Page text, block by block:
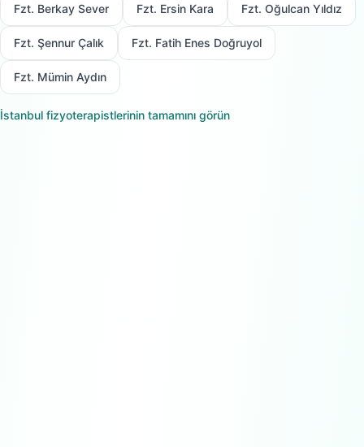
Fzt. Berkay Sever Fzt. Ersin Kara Fzt. Oğulcan Yıldız
Fzt. Şennur Çalık Fzt. Fatih Enes Doğruyol
Fzt. Mümin Aydın
İstanbul fizyoterapistlerinin tamamını görün